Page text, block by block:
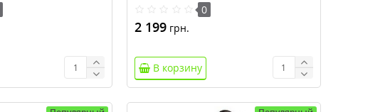
0
2 199 грн.
В корзину